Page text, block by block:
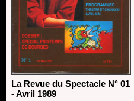
La Revue du Spectacle N° 01
- Avril 1989